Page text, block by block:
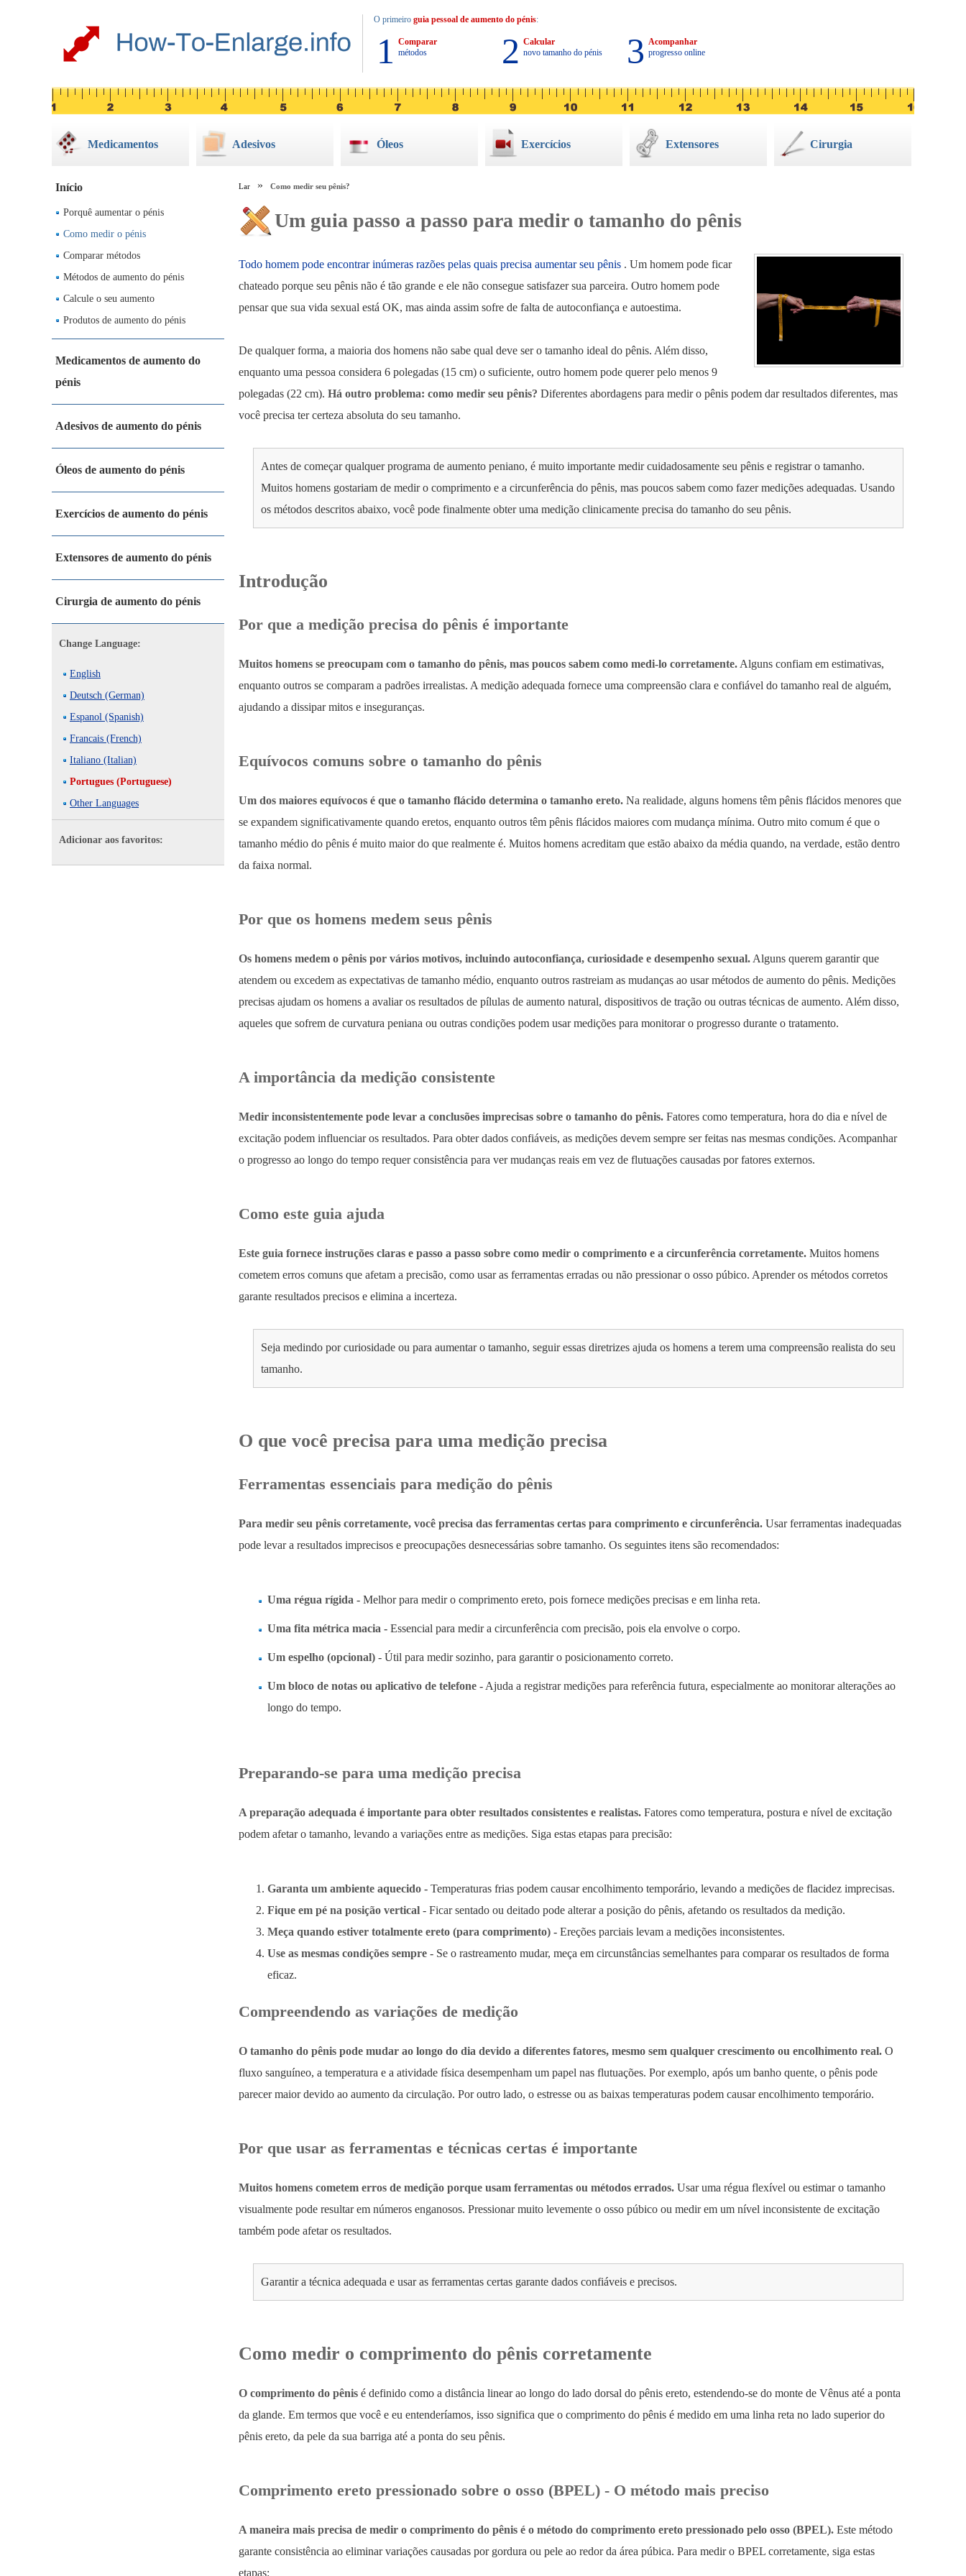
O primeiro guia pessoal de aumento do pénis:
1 Comparar
métodos
2 Calcular
novo tamanho do pénis
3 Acompanhar
progresso online
Medicamentos Adesivos Óleos Exercícios Extensores Cirurgia
Início
Porquê aumentar o pénis
Como medir o pénis
Comparar métodos
Métodos de aumento do pénis
Calcule o seu aumento
Produtos de aumento do pénis
Medicamentos de aumento do
pénis
Adesivos de aumento do pénis
Óleos de aumento do pénis
Exercícios de aumento do pénis
Extensores de aumento do pénis
Cirurgia de aumento do pénis
Change Language:
English
Deutsch (German)
Espanol (Spanish)
Francais (French)
Italiano (Italian)
Portugues (Portuguese)
Other Languages
Adicionar aos favoritos:
Lar Como medir seu pênis?
Um guia passo a passo para medir o tamanho do pênis
Todo homem pode encontrar inúmeras razões pelas quais precisa aumentar seu pênis . Um homem pode ficar
chateado porque seu pênis não é tão grande e ele não consegue satisfazer sua parceira. Outro homem pode
pensar que sua vida sexual está OK, mas ainda assim sofre de falta de autoconfiança e autoestima.
De qualquer forma, a maioria dos homens não sabe qual deve ser o tamanho ideal do pênis. Além disso,
enquanto uma pessoa considera 6 polegadas (15 cm) o suficiente, outro homem pode querer pelo menos 9
polegadas (22 cm). Há outro problema: como medir seu pênis? Diferentes abordagens para medir o pênis podem dar resultados diferentes, mas
você precisa ter certeza absoluta do seu tamanho.
Antes de começar qualquer programa de aumento peniano, é muito importante medir cuidadosamente seu pênis e registrar o tamanho.
Muitos homens gostariam de medir o comprimento e a circunferência do pênis, mas poucos sabem como fazer medições adequadas. Usando
os métodos descritos abaixo, você pode finalmente obter uma medição clinicamente precisa do tamanho do seu pênis.
Introdução
Por que a medição precisa do pênis é importante
Muitos homens se preocupam com o tamanho do pênis, mas poucos sabem como medi-lo corretamente. Alguns confiam em estimativas,
enquanto outros se comparam a padrões irrealistas. A medição adequada fornece uma compreensão clara e confiável do tamanho real de alguém,
ajudando a dissipar mitos e inseguranças.
Equívocos comuns sobre o tamanho do pênis
Um dos maiores equívocos é que o tamanho flácido determina o tamanho ereto. Na realidade, alguns homens têm pênis flácidos menores que
se expandem significativamente quando eretos, enquanto outros têm pênis flácidos maiores com mudança mínima. Outro mito comum é que o
tamanho médio do pênis é muito maior do que realmente é. Muitos homens acreditam que estão abaixo da média quando, na verdade, estão dentro
da faixa normal.
Por que os homens medem seus pênis
Os homens medem o pênis por vários motivos, incluindo autoconfiança, curiosidade e desempenho sexual. Alguns querem garantir que
atendem ou excedem as expectativas de tamanho médio, enquanto outros rastreiam as mudanças ao usar métodos de aumento do pênis. Medições
precisas ajudam os homens a avaliar os resultados de pílulas de aumento natural, dispositivos de tração ou outras técnicas de aumento. Além disso,
aqueles que sofrem de curvatura peniana ou outras condições podem usar medições para monitorar o progresso durante o tratamento.
A importância da medição consistente
Medir inconsistentemente pode levar a conclusões imprecisas sobre o tamanho do pênis. Fatores como temperatura, hora do dia e nível de
excitação podem influenciar os resultados. Para obter dados confiáveis, as medições devem sempre ser feitas nas mesmas condições. Acompanhar
o progresso ao longo do tempo requer consistência para ver mudanças reais em vez de flutuações causadas por fatores externos.
Como este guia ajuda
Este guia fornece instruções claras e passo a passo sobre como medir o comprimento e a circunferência corretamente. Muitos homens
cometem erros comuns que afetam a precisão, como usar as ferramentas erradas ou não pressionar o osso púbico. Aprender os métodos corretos
garante resultados precisos e elimina a incerteza.
Seja medindo por curiosidade ou para aumentar o tamanho, seguir essas diretrizes ajuda os homens a terem uma compreensão realista do seu
tamanho.
O que você precisa para uma medição precisa
Ferramentas essenciais para medição do pênis
Para medir seu pênis corretamente, você precisa das ferramentas certas para comprimento e circunferência. Usar ferramentas inadequadas
pode levar a resultados imprecisos e preocupações desnecessárias sobre tamanho. Os seguintes itens são recomendados:
Uma régua rígida - Melhor para medir o comprimento ereto, pois fornece medições precisas e em linha reta.
Uma fita métrica macia - Essencial para medir a circunferência com precisão, pois ela envolve o corpo.
Um espelho (opcional) - Útil para medir sozinho, para garantir o posicionamento correto.
Um bloco de notas ou aplicativo de telefone - Ajuda a registrar medições para referência futura, especialmente ao monitorar alterações ao
longo do tempo.
Preparando-se para uma medição precisa
A preparação adequada é importante para obter resultados consistentes e realistas. Fatores como temperatura, postura e nível de excitação
podem afetar o tamanho, levando a variações entre as medições. Siga estas etapas para precisão:
Garanta um ambiente aquecido - Temperaturas frias podem causar encolhimento temporário, levando a medições de flacidez imprecisas.
Fique em pé na posição vertical - Ficar sentado ou deitado pode alterar a posição do pênis, afetando os resultados da medição.
Meça quando estiver totalmente ereto (para comprimento) - Ereções parciais levam a medições inconsistentes.
Use as mesmas condições sempre - Se o rastreamento mudar, meça em circunstâncias semelhantes para comparar os resultados de forma
eficaz.
Compreendendo as variações de medição
O tamanho do pênis pode mudar ao longo do dia devido a diferentes fatores, mesmo sem qualquer crescimento ou encolhimento real. O
fluxo sanguíneo, a temperatura e a atividade física desempenham um papel nas flutuações. Por exemplo, após um banho quente, o pênis pode
parecer maior devido ao aumento da circulação. Por outro lado, o estresse ou as baixas temperaturas podem causar encolhimento temporário.
Por que usar as ferramentas e técnicas certas é importante
Muitos homens cometem erros de medição porque usam ferramentas ou métodos errados. Usar uma régua flexível ou estimar o tamanho
visualmente pode resultar em números enganosos. Pressionar muito levemente o osso púbico ou medir em um nível inconsistente de excitação
também pode afetar os resultados.
Garantir a técnica adequada e usar as ferramentas certas garante dados confiáveis ​​e precisos.
Como medir o comprimento do pênis corretamente
O comprimento do pênis é definido como a distância linear ao longo do lado dorsal do pênis ereto, estendendo-se do monte de Vênus até a ponta
da glande. Em termos que você e eu entenderíamos, isso significa que o comprimento do pênis é medido em uma linha reta no lado superior do
pênis ereto, da pele da sua barriga até a ponta do seu pênis.
Comprimento ereto pressionado sobre o osso (BPEL) - O método mais preciso
A maneira mais precisa de medir o comprimento do pênis é o método do comprimento ereto pressionado pelo osso (BPEL). Este método
garante consistência ao eliminar variações causadas por gordura ou pele ao redor da área púbica. Para medir o BPEL corretamente, siga estas
etapas: